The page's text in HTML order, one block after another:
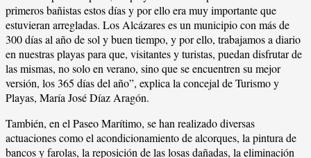
primeros bañistas estos días y por ello era muy importante que
estuvieran arregladas. Los Alcázares es un municipio con más de
300 días al año de sol y buen tiempo, y por ello, trabajamos a diario
en nuestras playas para que, visitantes y turistas, puedan disfrutar de
las mismas, no solo en verano, sino que se encuentren su mejor
versión, los 365 días del año”, explica la concejal de Turismo y
Playas, María José Díaz Aragón.
También, en el Paseo Marítimo, se han realizado diversas
actuaciones como el acondicionamiento de alcorques, la pintura de
bancos y farolas, la reposición de las losas dañadas, la eliminación